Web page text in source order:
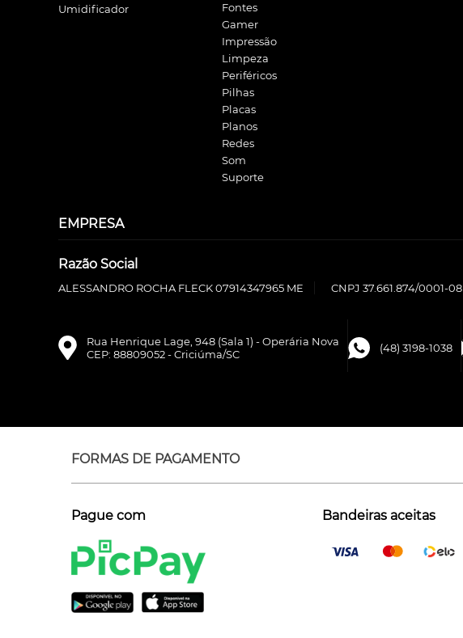
Umidificador
Fontes
Gamer
Impressão
Limpeza
Periféricos
Pilhas
Placas
Planos
Redes
Som
Suporte
EMPRESA
Razão Social
ALESSANDRO ROCHA FLECK 07914347965 ME CNPJ 37.661.874/0001-08
Rua Henrique Lage, 948 (Sala 1) - Operária Nova
CEP: 88809052 - Criciúma/SC
(48) 3198-1038
FORMAS DE PAGAMENTO
Pague com Bandeiras aceitas